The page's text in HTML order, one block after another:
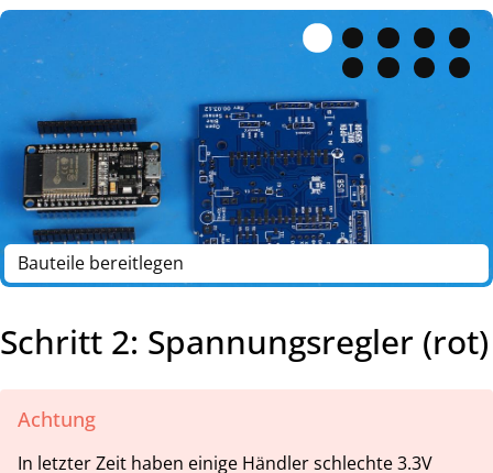
Bauteile bereitlegen
Schritt 2: Spannungsregler (rot)
Achtung
In letzter Zeit haben einige Händler schlechte 3.3V